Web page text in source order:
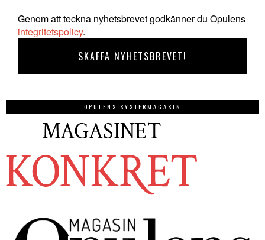
Genom att teckna nyhetsbrevet godkänner du Opulens
integritetspolicy.
OPULENS SYSTERMAGASIN